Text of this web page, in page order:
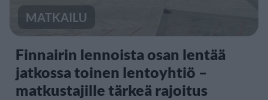
MATKAILU
Finnairin lennoista osan lentää
jatkossa toinen lentoyhtiö –
matkustajille tärkeä rajoitus